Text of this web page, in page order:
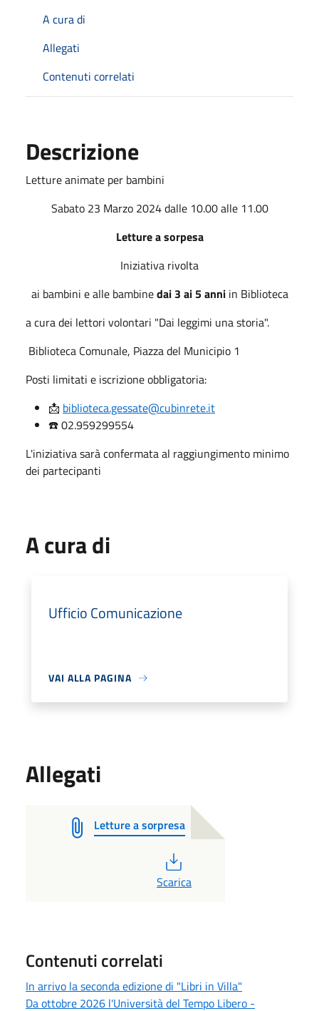
A cura di
Allegati
Contenuti correlati
Descrizione
Letture animate per bambini
Sabato 23 Marzo 2024 dalle 10.00 alle 11.00
Letture a sorpesa
Iniziativa rivolta
ai bambini e alle bambinedai 3 ai 5 anni in Biblioteca
a cura dei lettori volontari "Dai leggimi una storia".
Biblioteca Comunale, Piazza del Municipio 1
Posti limitati e iscrizione obbligatoria:
📩 biblioteca.gessate@cubinrete.it
☎️ 02.959299554
L'iniziativa sarà confermata al raggiungimento minimo
dei partecipanti
A cura di
Ufficio Comunicazione
VAI ALLA PAGINA
Allegati
Letture a sorpresa
Scarica
Contenuti correlati
In arrivo la seconda edizione di "Libri in Villa"
Da ottobre 2026 l'Università del Tempo Libero -